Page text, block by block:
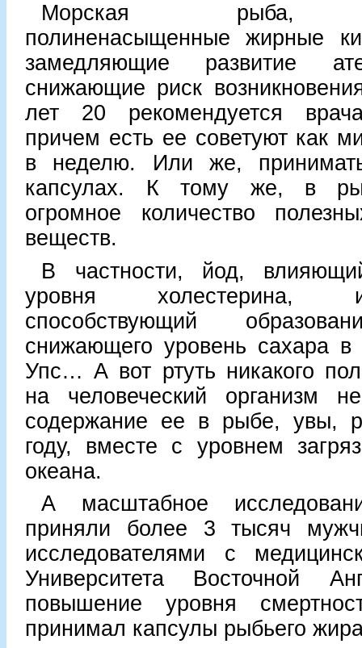
Морская рыба,
полиненасыщенные жирные
замедляющие развитие
снижающие риск
лет 20 рекомендуется
причем есть ее советуют как
в неделю. Или же,
капсулах. К тому же, в
огромное количество
веществ.
В частности, йод,
уровня холестерина,
способствующий
снижающего уровень сахара в
Упс… А вот ртуть никакого
на человеческий организм
содержание ее в рыбе, увы,
году, вместе с уровнем
океана.
А масштабное
приняли более 3 тысяч
исследователями с
Университета Восточной
повышение уровня
принимал капсулы рыбьего